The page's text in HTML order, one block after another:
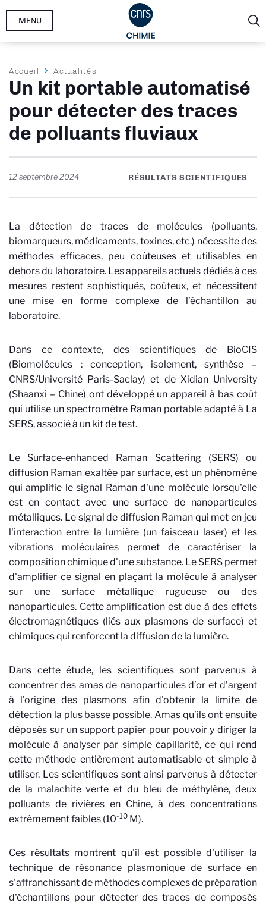
Aller
MENU
Fil
d'Ariane
Accueil Actualités
Un kit portable automatisé
pour détecter des traces
de polluants fluviaux
12 septembre 2024 RÉSULTATS SCIENTIFIQUES
La détection de traces de molécules (polluants,
biomarqueurs, médicaments, toxines, etc.) nécessite des
méthodes efficaces, peu coûteuses et utilisables en
dehors du laboratoire. Les appareils actuels dédiés à ces
mesures restent sophistiqués, coûteux, et nécessitent
une mise en forme complexe de l’échantillon au
laboratoire.
Dans ce contexte, des scientifiques de BioCIS
(Biomolécules : conception, isolement, synthèse –
CNRS/Université Paris-Saclay) et de Xidian University
(Shaanxi – Chine) ont développé un appareil à bas coût
qui utilise un spectromètre Raman portable adapté à La
SERS, associé à un kit de test.
Le Surface-enhanced Raman Scattering (SERS) ou
diffusion Raman exaltée par surface, est un phénomène
qui amplifie le signal Raman d'une molécule lorsqu'elle
est en contact avec une surface de nanoparticules
métalliques. Le signal de diffusion Raman qui met en jeu
l'interaction entre la lumière (un faisceau laser) et les
vibrations moléculaires permet de caractériser la
composition chimique d'une substance. Le SERS permet
d'amplifier ce signal en plaçant la molécule à analyser
sur une surface métallique rugueuse ou des
nanoparticules. Cette amplification est due à des effets
électromagnétiques (liés aux plasmons de surface) et
chimiques qui renforcent la diffusion de la lumière.
Dans cette étude, les scientifiques sont parvenus à
concentrer des amas de nanoparticules d’or et d’argent
à l’origine des plasmons afin d'obtenir la limite de
détection la plus basse possible. Amas qu’ils ont ensuite
déposés sur un support papier pour pouvoir y diriger la
molécule à analyser par simple capillarité, ce qui rend
cette méthode entièrement automatisable et simple à
utiliser. Les scientifiques sont ainsi parvenus à détecter
de la malachite verte et du bleu de méthylène, deux
polluants de rivières en Chine, à des concentrations
extrêmement faibles (10-10 M).
Ces résultats montrent qu'il est possible d'utiliser la
technique de résonance plasmonique de surface en
s'affranchissant de méthodes complexes de préparation
d'échantillons pour détecter des traces de composés